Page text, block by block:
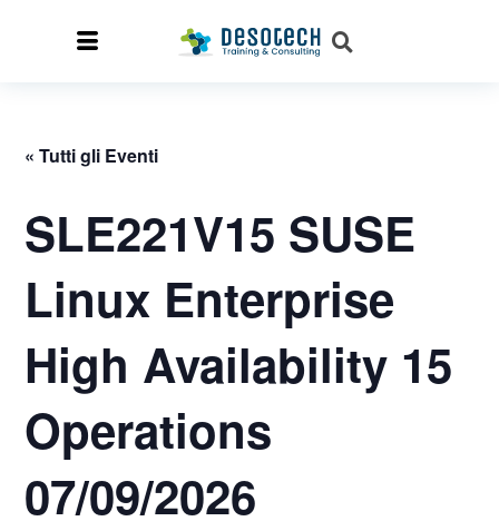
« Tutti gli Eventi
SLE221V15 SUSE
Linux Enterprise
High Availability 15
Operations
07/09/2026